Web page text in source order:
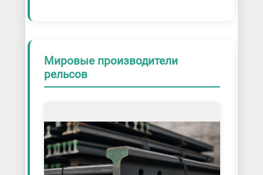
Мировые производители
рельсов